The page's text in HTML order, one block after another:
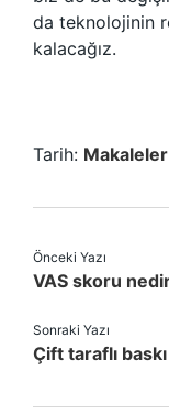
da teknolojinin
kalacağız.
Tarih: Makaleler
Önceki Yazı
VAS skoru
Sonraki Yazı
Çift taraflı baskı